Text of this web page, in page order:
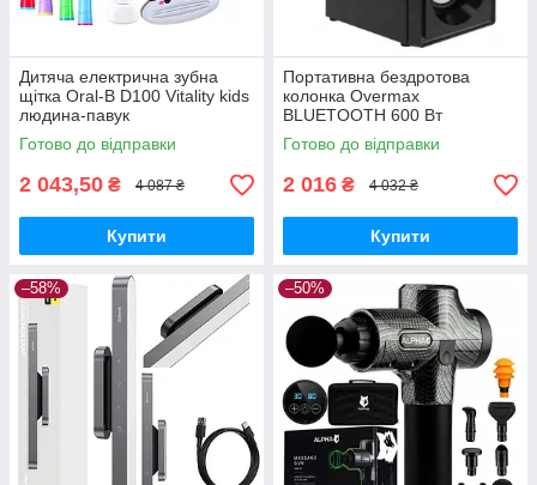
Дитяча електрична зубна
щітка Oral-B D100 Vitality kids
людина-павук
Готово до відправки
2 043,50 ₴ 4 087 ₴
Купити
Портативна бездротова
колонка Overmax
BLUETOOTH 600 Вт
Готово до відправки
2 016 ₴ 4 032 ₴
Купити
–58% –50%